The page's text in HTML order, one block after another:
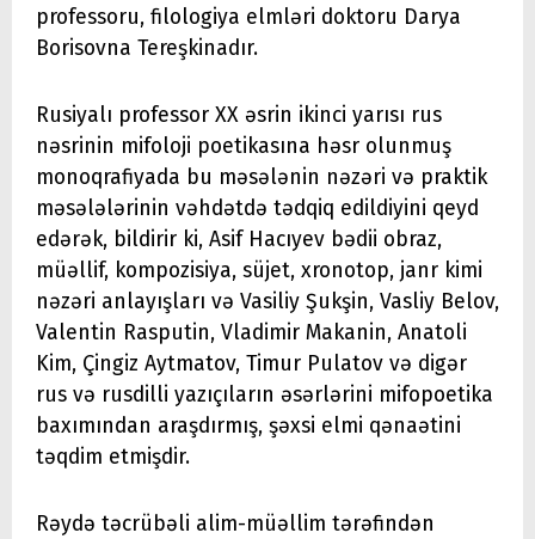
professoru, filologiya elmləri doktoru Darya
Borisovna Tereşkinadır.
Rusiyalı professor XX əsrin ikinci yarısı rus
nəsrinin mifoloji poetikasına həsr olunmuş
monoqrafiyada bu məsələnin nəzəri və praktik
məsələlərinin vəhdətdə tədqiq edildiyini qeyd
edərək, bildirir ki, Asif Hacıyev bədii obraz,
müəllif, kompozisiya, süjet, xronotop, janr kimi
nəzəri anlayışları və Vasiliy Şukşin, Vasliy Belov,
Valentin Rasputin, Vladimir Makanin, Anatoli
Kim, Çingiz Aytmatov, Timur Pulatov və digər
rus və rusdilli yazıçıların əsərlərini mifopoetika
baxımından araşdırmış, şəxsi elmi qənaətini
təqdim etmişdir.
Rəydə təcrübəli alim-müəllim tərəfindən